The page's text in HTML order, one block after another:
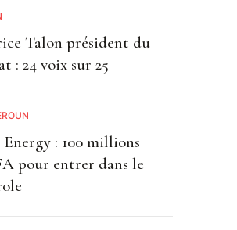
Talon président du
: 24 voix sur 25
: 100 millions
pour entrer dans le